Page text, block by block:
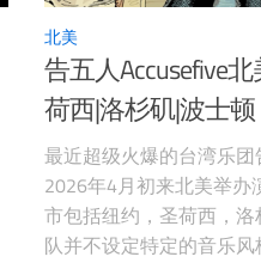
北美
告五人Accusefive
荷西|洛杉矶|波士顿
最近超级火爆的台湾乐团
2026年4月初来北美举
市包括纽约，圣荷西，
队并不设定特定的音乐